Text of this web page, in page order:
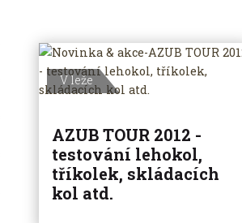
V leže
AZUB TOUR 2012 -
testování lehokol,
tříkolek, skládacích
kol atd.